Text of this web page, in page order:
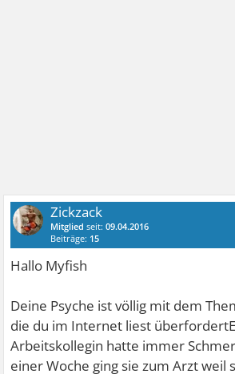
Zickzack
Mitglied seit:09.04.2016
Beiträge: 15
Hallo Myfish
Deine Psyche ist völlig mit dem
die du im Internet liest
Arbeitskollegin hatte immer
einer Woche ging sie zum Arzt weil